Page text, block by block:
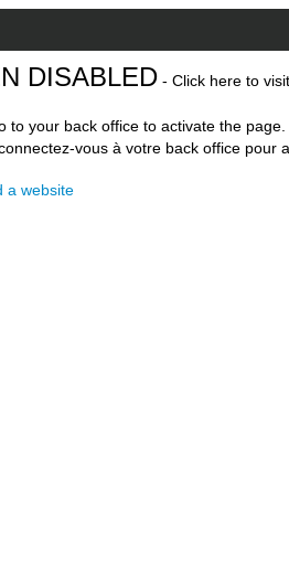
DISABLED - Click here to visit
to your back office to activate the page.
vous à votre back office pour
a website